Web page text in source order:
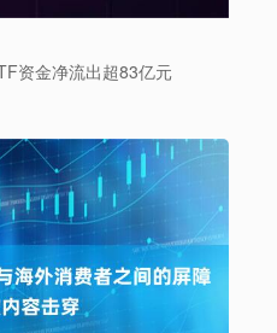
资金净流出超83亿元